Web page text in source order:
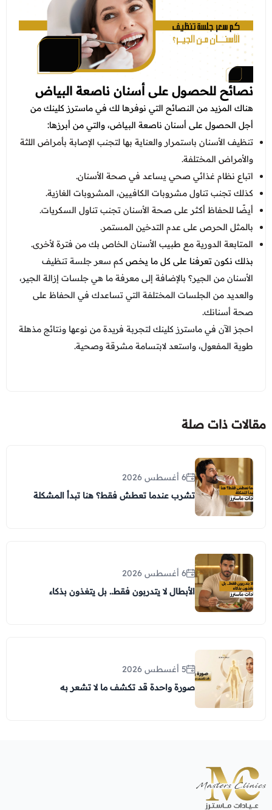
نصائح للحصول على أسنان ناصعة البياض
هناك المزيد من النصائح التي نوفرها لك في ماسترز كلينك من
أجل الحصول على أسنان ناصعة البياض، والتي من أبرزها:
تنظيف الأسنان باستمرار والعناية بها لتجنب الإصابة بأمراض اللثة
والأمراض المختلفة.
اتباع نظام غذائي صحي يساعد في صحة الأسنان.
كذلك تجنب تناول مشروبات الكافيين، المشروبات الغازية.
أيضًا للحفاظ أكثر على صحة الأسنان تجنب تناول السكريات.
بالمثل الحرص على عدم التدخين المستمر.
المتابعة الدورية مع طبيب الأسنان الخاص بك من فترة لأخرى.
بذلك نكون تعرفنا على كل ما يخصكم سعر جلسة تنظيف
الأسنان من الجير؟ بالإضافة إلى معرفة ما هي جلسات إزالة الجير،
والعديد من الجلسات المختلفة التي تساعدك في الحفاظ على
صحة أسنانك.
احجز الآن في ماسترز كلينك لتجربة فريدة من نوعها ونتائج مذهلة
طوية المفعول، واستعد لابتسامة مشرقة وصحية.
مقالات ذات صلة
6 أغسطس 2026
تشرب عندما تعطش فقط؟ هنا تبدأ المشكلة
6 أغسطس 2026
الأبطال لا يتدربون فقط.. بل يتغذون بذكاء
5 أغسطس 2026
صورة واحدة قد تكشف ما لا تشعر به